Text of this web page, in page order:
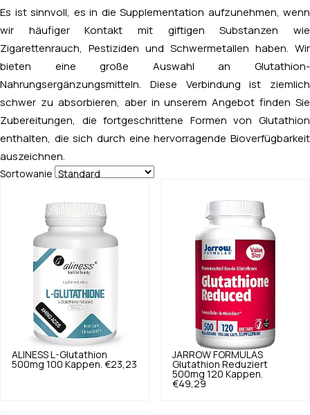
Es ist sinnvoll, es in die Supplementation aufzunehmen, wenn
wir häufiger Kontakt mit giftigen Substanzen wie
Zigarettenrauch, Pestiziden und Schwermetallen haben. Wir
bieten eine große Auswahl an Glutathion-
Nahrungsergänzungsmitteln. Diese Verbindung ist ziemlich
schwer zu absorbieren, aber in unserem Angebot finden Sie
Zubereitungen, die fortgeschrittene Formen von Glutathion
enthalten, die sich durch eine hervorragende Bioverfügbarkeit
auszeichnen.
Sortowanie
ALINESS L-Glutathion
500mg 100 Kappen. €23,23
JARROW FORMULAS
Glutathion Reduziert
500mg 120 Kappen.
€49,29